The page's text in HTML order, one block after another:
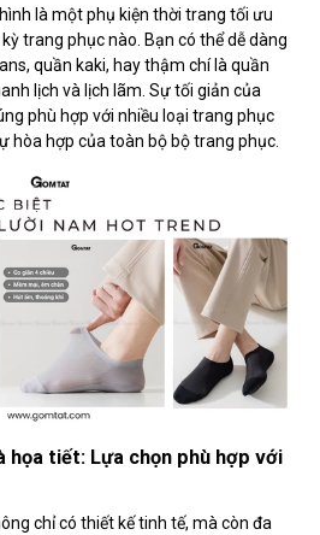
là một phụ kiện thời trang tối ưu
trang phục nào. Bạn có thể dễ dàng
quần kaki, hay thậm chí là quần
lịch và lịch lãm. Sự tối giản của
phù hợp với nhiều loại trang phục
hòa hợp của toàn bộ bộ trang phục.
họa tiết: Lựa chọn phù hợp với
chỉ có thiết kế tinh tế, mà còn đa